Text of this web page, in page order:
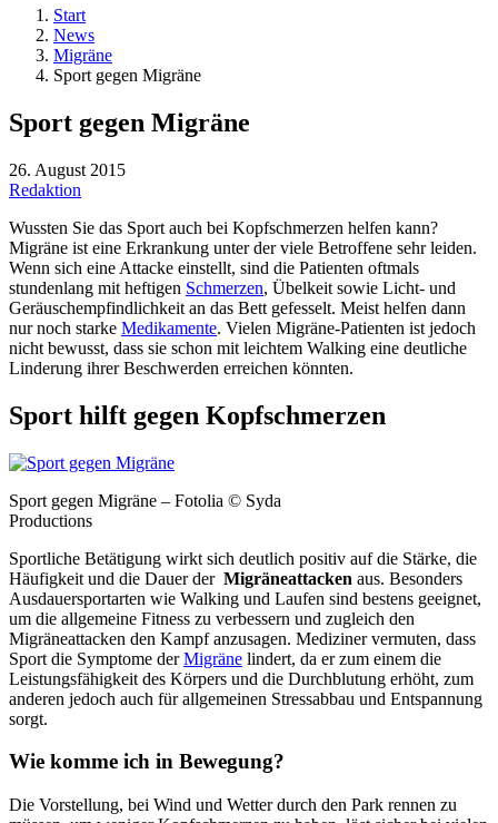
Start
News
Migräne
Sport gegen Migräne
Sport gegen Migräne
26. August 2015
Redaktion
Wussten Sie das Sport auch bei Kopfschmerzen helfen kann?
Migräne ist eine Erkrankung unter der viele Betroffene sehr leiden.
Wenn sich eine Attacke einstellt, sind die Patienten oftmals
stundenlang mit heftigen Schmerzen, Übelkeit sowie Licht- und
Geräuschempfindlichkeit an das Bett gefesselt. Meist helfen dann
nur noch starke Medikamente. Vielen Migräne-Patienten ist jedoch
nicht bewusst, dass sie schon mit leichtem Walking eine deutliche
Linderung ihrer Beschwerden erreichen könnten.
Sport hilft gegen Kopfschmerzen
Sport gegen Migräne – Fotolia © Syda
Productions
Sportliche Betätigung wirkt sich deutlich positiv auf die Stärke, die
Häufigkeit und die Dauer der Migräneattacken aus. Besonders
Ausdauersportarten wie Walking und Laufen sind bestens geeignet,
um die allgemeine Fitness zu verbessern und zugleich den
Migräneattacken den Kampf anzusagen. Mediziner vermuten, dass
Sport die Symptome derMigräne lindert, da er zum einem die
Leistungsfähigkeit des Körpers und die Durchblutung erhöht, zum
anderen jedoch auch für allgemeinen Stressabbau und Entspannung
sorgt.
Wie komme ich in Bewegung?
Die Vorstellung, bei Wind und Wetter durch den Park rennen zu